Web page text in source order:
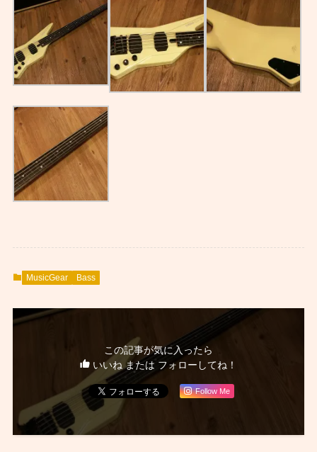
MusicGear Bass
この記事が気に入ったら
いいね または フォローしてね！
Follow Me